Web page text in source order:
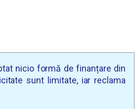
nicio formă de finanțare din
sunt limitate, iar reclama